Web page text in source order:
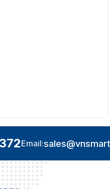
đủ
Email: